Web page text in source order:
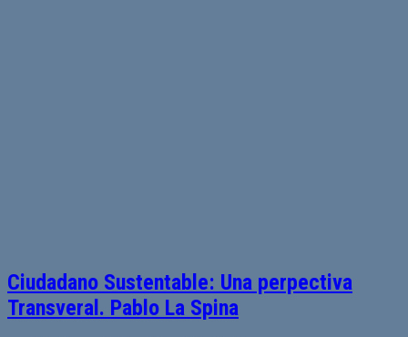
Ciudadano Sustentable: Una perpectiva
Transveral. Pablo La Spina